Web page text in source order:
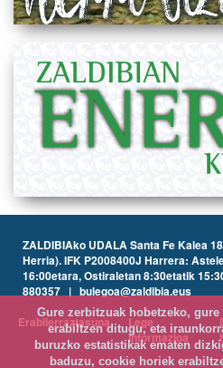
ZALDIBIAko UDALA Santa Fe Kalea
Herria). IFK P2008400J Harrera:
16:00etara, Ostiraletan 8:30etatik
880357 | bulegoa@zaldibia.eus
Erabilerraztasuna
Lege
informazioa
Gure zerbitzuak hobetzeko,
erabiltzen ditugu, eta
buruzko estatistikak ematen
baduzu, cookie horiek